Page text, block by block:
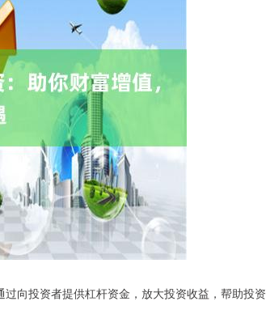
向投资者提供杠杆资金，放大投资收益，帮助投资